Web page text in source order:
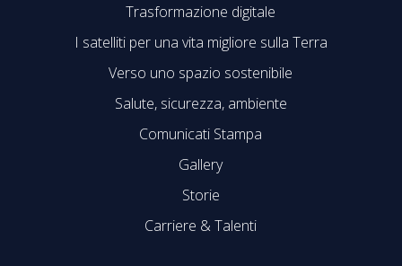
Trasformazione digitale
I satelliti per una vita migliore sulla Terra
Verso uno spazio sostenibile
Salute, sicurezza, ambiente
Comunicati Stampa
Gallery
Storie
Carriere & Talenti